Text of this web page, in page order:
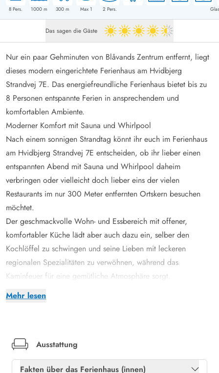
8 Pers. 1000 m 300 m Max 1 2 Pers.
Das sagen die Gäste 4.5 von 5
Mehr lesen
Nur ein paar Gehminuten von Blåvands Zentrum entfernt, liegt
dieses modern eingerichtete Ferienhaus am Hvidbjerg
Strandvej 7E. Das energiefreundliche Ferienhaus bietet bis zu
8 Personen entspannte Ferien in ansprechendem und
komfortablen Ambiente.
Moderner Komfort mit Sauna und Whirlpool
Nach einem sonnigen Strandtag könnt ihr euch im Ferienhaus
am Hvidbjerg Strandvej 7E entscheiden, ob ihr lieber einen
entspannten Abend mit Sauna und Whirlpool daheim
verbringen oder vielleicht doch lieber eins der vielen
Restaurants im nur 300 Meter entfernten Ortskern besuchen
möchtet.
Der geschmackvolle Wohn- und Essbereich mit offener,
komfortabler Küche lädt aber auch dazu ein, selber den
Kochlöffel zu schwingen und seine Lieben mit leckeren
regionalen Spezialitäten zu verwöhnen, während das
Kaminfeuer für eine gemütliche Atmosphäre sorgt.
Auf der praktischen Seite bietet dieses durchdachte Ferienhaus
werden können. Schnelles Internet, dänisches und deutsches
Fernsehen, sowie eine energiesparende Wärmepumpe und
Ausstattung
Fakten über das Ferienhaus (innen)